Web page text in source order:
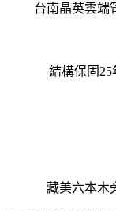
台南晶英雲端
結構保固
藏美六本木